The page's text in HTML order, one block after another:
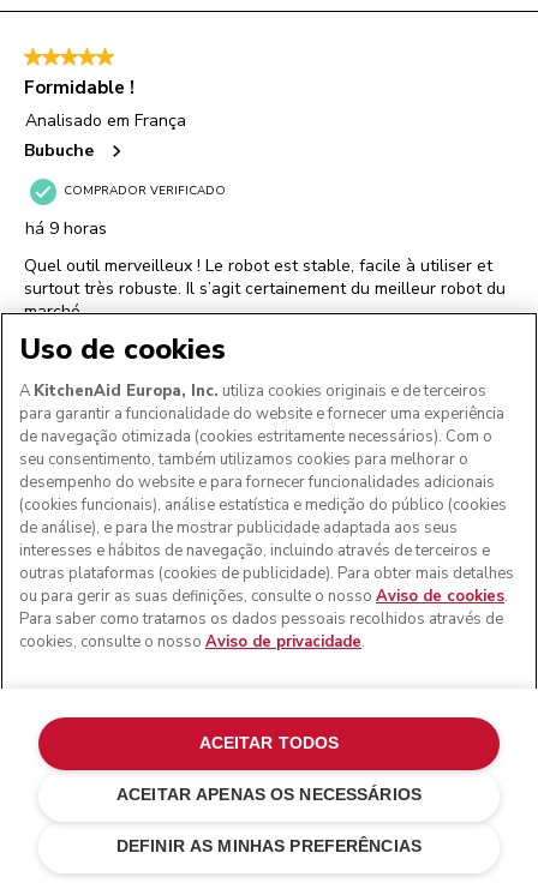
€ 649,00
Uso de cookies
A KitchenAid Europa, Inc. utiliza cookies originais e de terceiros
para garantir a funcionalidade do website e fornecer uma experiência
de navegação otimizada (cookies estritamente necessários). Com o
seu consentimento, também utilizamos cookies para melhorar o
desempenho do website e para fornecer funcionalidades adicionais
(cookies funcionais), análise estatística e medição do público (cookies
de análise), e para lhe mostrar publicidade adaptada aos seus
interesses e hábitos de navegação, incluindo através de terceiros e
outras plataformas (cookies de publicidade). Para obter mais detalhes
ou para gerir as suas definições, consulte o nosso Aviso de cookies.
Para saber como tratamos os dados pessoais recolhidos através de
cookies, consulte o nosso Aviso de privacidade.
DEFINIR AS MINHAS PREFERÊNCIAS
ACEITAR APENAS OS NECESSÁRIOS
ACEITAR TODOS